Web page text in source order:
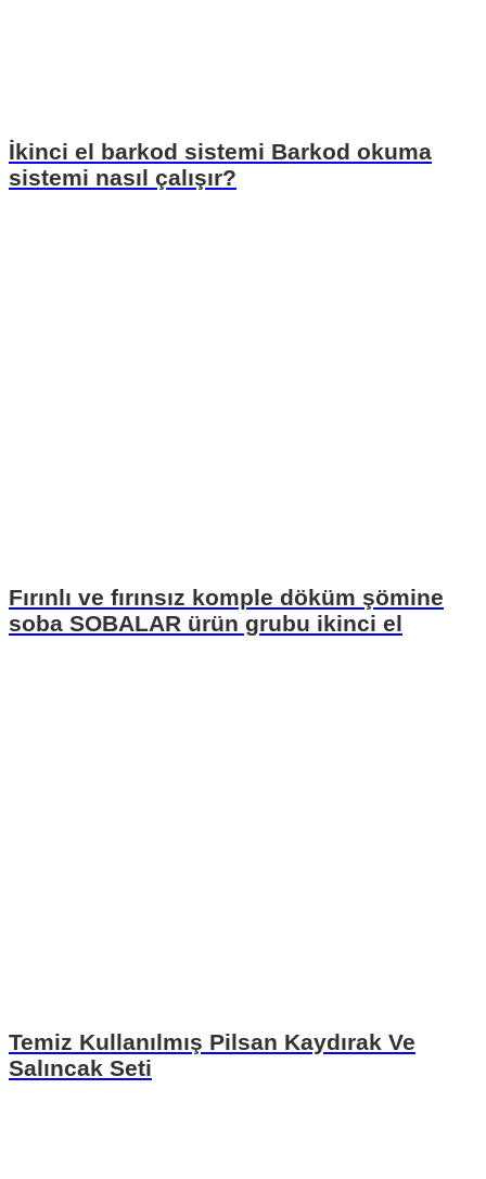
İkinci el barkod sistemi Barkod okuma
sistemi nasıl çalışır?
Fırınlı ve fırınsız komple döküm şömine
soba SOBALAR ürün grubu ikinci el
Temiz Kullanılmış Pilsan Kaydırak Ve
Salıncak Seti